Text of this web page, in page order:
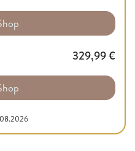
329,99€